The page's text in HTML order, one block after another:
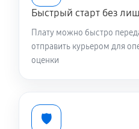
Быстрый старт без
Плату можно быстро
отправить курьером для
оценки
🛡️